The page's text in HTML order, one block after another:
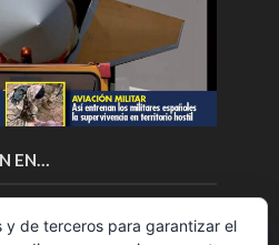
EN…
y de terceros para garantizar el